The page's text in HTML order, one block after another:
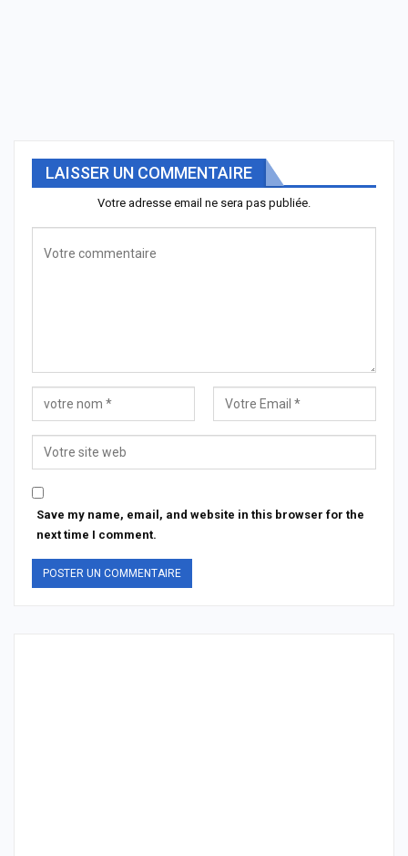
LAISSER UN COMMENTAIRE
Votre adresse email ne sera pas publiée.
Save my name, email, and website in this browser for the
next time I comment.